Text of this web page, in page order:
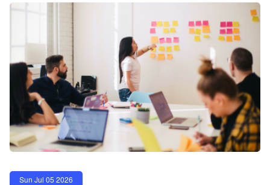
Sun Jul 05 2026